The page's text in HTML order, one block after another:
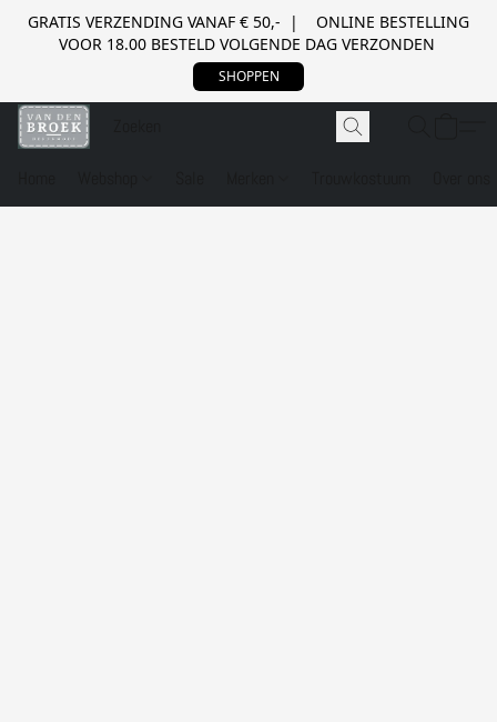
GRATIS VERZENDING VANAF € 50,- | ONLINE BESTELLING
VOOR 18.00 BESTELD VOLGENDE DAG VERZONDEN
SHOPPEN